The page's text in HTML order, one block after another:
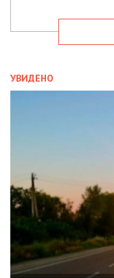
УВИДЕНО